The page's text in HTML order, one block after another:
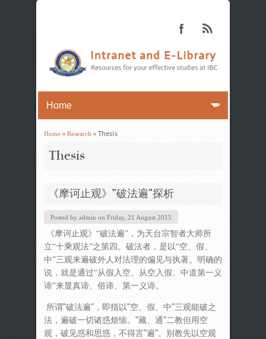
You are here
Home» Research» Thesis
Thesis
《摩诃止观》“破法遍”探析
Posted by admin on Friday, 21 August 2015
《摩诃止观》“破法遍”，为天台宗智者大师所
立“十乘观法”之第四。破法者，是以“空、假、
中”三观来遍破外人对法理的偏见与执著。明确的
说，就是通过“从假入空、从空入假、中道第一义
谛”来显真谛、俗谛、第一义谛。
所谓“破法遍”，即指以“空、假、中”三观能破之
法，遍破一切诸惑烦恼。“藏、通”二教但用空
观，破见惑和思惑，不得言“遍”。别教先以空观